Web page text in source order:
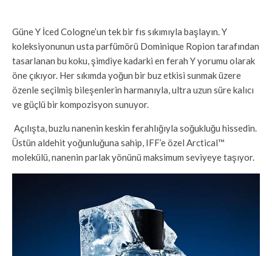
Güne Y İced Cologne’un tek bir fıs sıkımıyla başlayın. Y
koleksiyonunun usta parfümörü Dominique Ropion tarafından
tasarlanan bu koku, şimdiye kadarki en ferah Y yorumu olarak
öne çıkıyor. Her sıkımda yoğun bir buz etkisi sunmak üzere
özenle seçilmiş bileşenlerin harmanıyla, ultra uzun süre kalıcı
ve güçlü bir kompozisyon sunuyor.
Açılışta, buzlu nanenin keskin ferahlığıyla soğukluğu hissedin.
Üstün aldehit yoğunluğuna sahip, IFF’e özel Arctical™
molekülü, nanenin parlak yönünü maksimum seviyeye taşıyor.